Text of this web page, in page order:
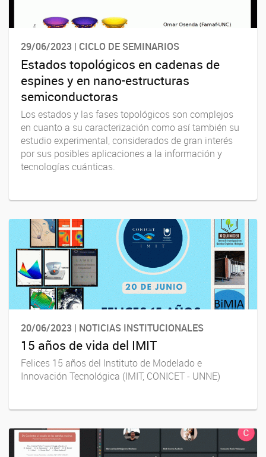
29/06/2023 | CICLO DE SEMINARIOS
Estados topológicos en cadenas de
espines y en nano-estructuras
semiconductoras
Los estados y las fases topológicos son complejos
en cuanto a su caracterización como así también su
estudio experimental, considerados de gran interés
por sus posibles aplicaciones a la información y
tecnologías cuánticas.
20/06/2023 | NOTICIAS INSTITUCIONALES
15 años de vida del IMIT
Felices 15 años del Instituto de Modelado e
Innovación Tecnológica (IMIT, CONICET - UNNE)